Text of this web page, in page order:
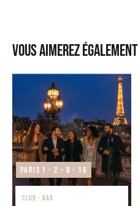
Vous aimerez également
Paris 1 - 2 - 8 - 16
CLUB - BAR